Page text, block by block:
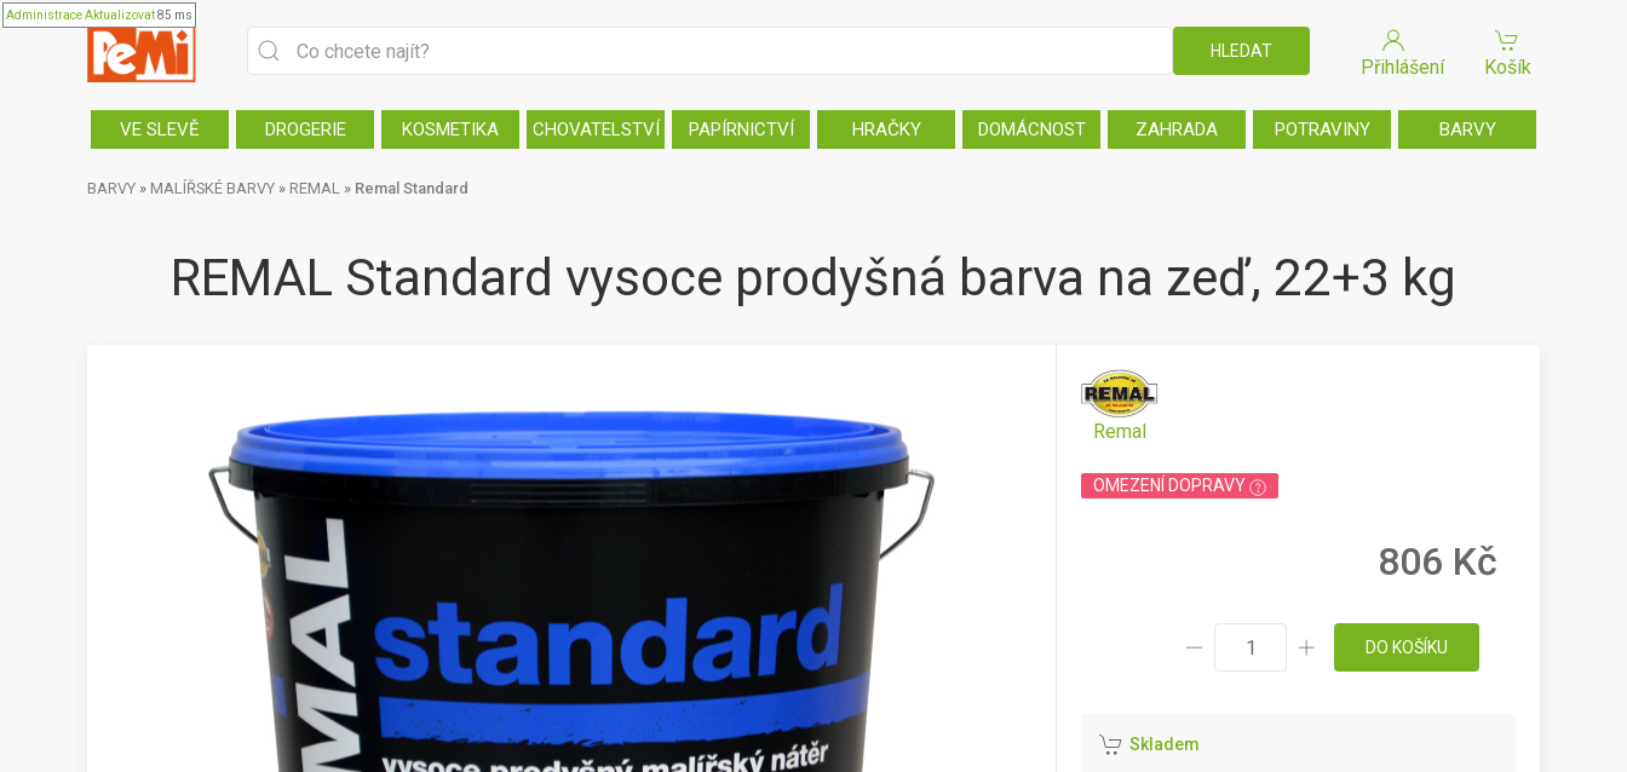
AdministraceAktualizovat85 ms
Přihlášení Košík
VE SLEVĚ DROGERIE KOSMETIKA CHOVATELSTVÍ PAPÍRNICTVÍ HRAČKY DOMÁCNOST ZAHRADA POTRAVINY BARVY
BARVY » MALÍŘSKÉ BARVY » REMAL » Remal Standard
REMAL Standard vysoce prodyšná barva na zeď, 22+3 kg
Remal
OMEZENÍ DOPRAVY
806 Kč
DO KOŠÍKU
Skladem